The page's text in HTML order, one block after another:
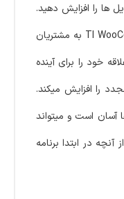
ها را افزایش دهید.
افزونه TI WooCommerce Wishlist Premium به مشتریان
خود را برای آینده
را افزایش میکند.
آسان است و میتواند
در ابتدا برنامه